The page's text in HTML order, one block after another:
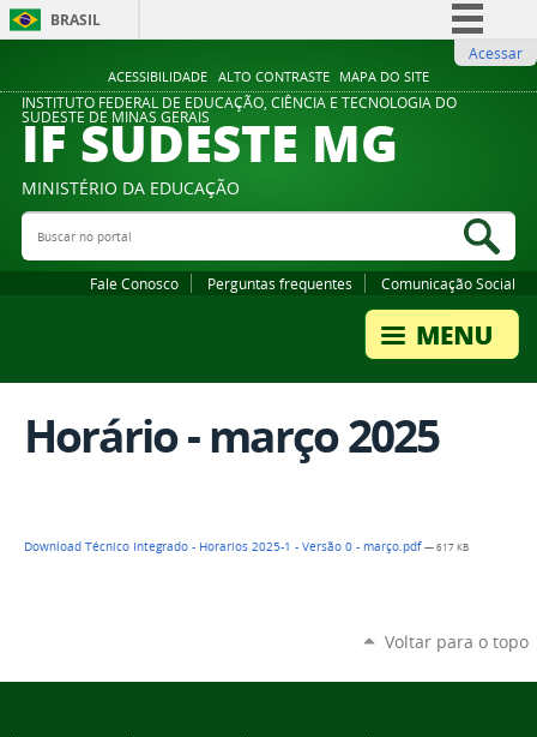
ACESSIBILIDADE ALTO CONTRASTE MAPA DO SITE
BRASIL
Comunica BR
Participe
Legislação
Acessar
INSTITUTO FEDERAL DE EDUCAÇÃO, CIÊNCIA E TECNOLOGIA DO
SUDESTE DE MINAS GERAIS
IF SUDESTE MG
MINISTÉRIO DA EDUCAÇÃO
Buscar no portal
Fale Conosco Perguntas frequentes Comunicação Social
Horário - março 2025
Download Técnico Integrado - Horarios 2025-1 - Versão 0 - março.pdf— 617 KB
Voltar para o topo